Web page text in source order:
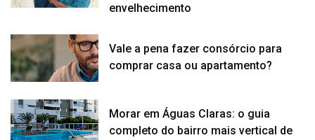
envelhecimento
Vale a pena fazer consórcio para
comprar casa ou apartamento?
Morar em Águas Claras: o guia
completo do bairro mais vertical de